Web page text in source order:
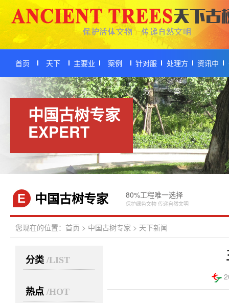
首页 天下 主要业
务
案例 针对服
务
处理方
案
资讯中
心
中国古树专家
EXPERT
E 中国古树专家 80%工程唯一选择
保护绿色文物 传递自然文明
您现在的位置： 首页 > 中国古树专家 > 天下新闻
分类/LIST
热点/HOT